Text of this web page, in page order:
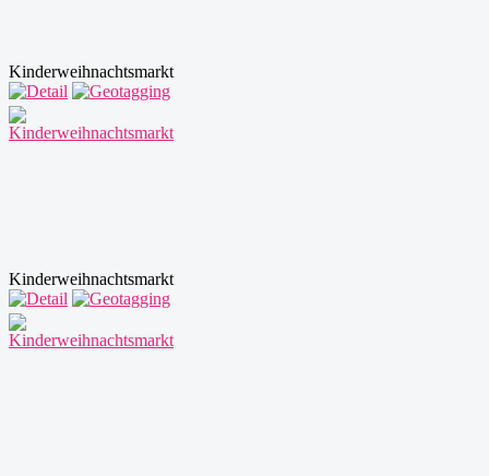
Kinderweihnachtsmarkt
Kinderweihnachtsmarkt